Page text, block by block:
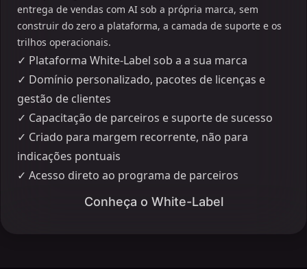
entrega de vendas com AI sob a própria marca, sem
construir do zero a plataforma, a camada de suporte e os
trilhos operacionais.
✓ Plataforma White-Label sob a a sua marca
✓ Domínio personalizado, pacotes de licenças e
gestão de clientes
✓ Capacitação de parceiros e suporte de sucesso
✓ Criado para margem recorrente, não para
indicações pontuais
✓ Acesso direto ao programa de parceiros
Conheça o White-Label